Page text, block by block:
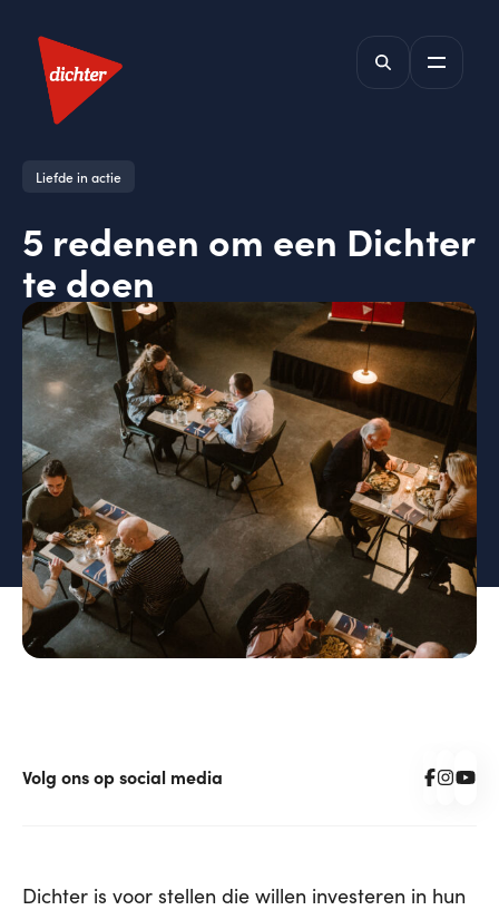
Liefde in actie
5 redenen om een Dichter
te doen
Volg ons op social media
Dichter is voor stellen die willen investeren in hun